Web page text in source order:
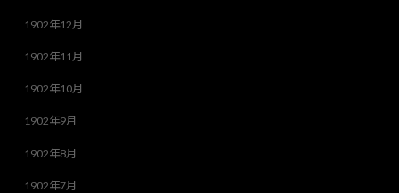
1902年12月
1902年11月
1902年10月
1902年9月
1902年8月
1902年7月